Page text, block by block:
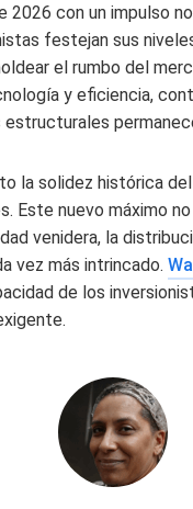
2026 con un impulso
festejan sus
el rumbo del
y eficiencia,
la solidez histórica
Este nuevo máximo
venidera, la
vez más intrincado.
de los